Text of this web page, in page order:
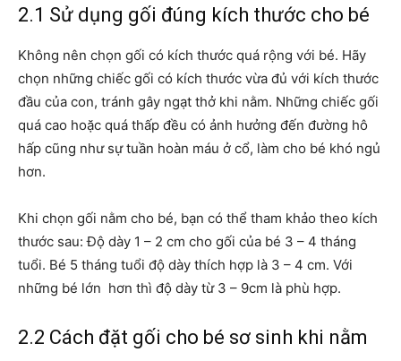
2.1 Sử dụng gối đúng kích thước cho bé
Không nên chọn gối có kích thước quá rộng với bé. Hãy
chọn những chiếc gối có kích thước vừa đủ với kích thước
đầu của con, tránh gây ngạt thở khi nằm. Những chiếc gối
quá cao hoặc quá thấp đều có ảnh hưởng đến đường hô
hấp cũng như sự tuần hoàn máu ở cổ, làm cho bé khó ngủ
hơn.
Khi chọn gối nằm cho bé, bạn có thể tham khảo theo kích
thước sau: Độ dày 1 – 2 cm cho gối của bé 3 – 4 tháng
tuổi. Bé 5 tháng tuổi độ dày thích hợp là 3 – 4 cm. Với
những bé lớn hơn thì độ dày từ 3 – 9cm là phù hợp.
2.2 Cách đặt gối cho bé sơ sinh khi nằm